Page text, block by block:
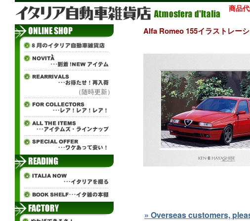
商品
（随時更新）
Alfa Romeo 155イラストレー
» Overseas customers,